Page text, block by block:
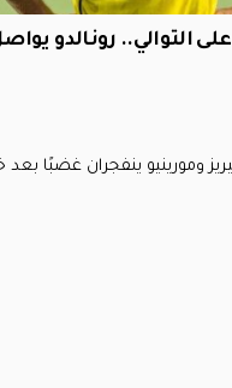
لليوم الـ32 على التوالي..